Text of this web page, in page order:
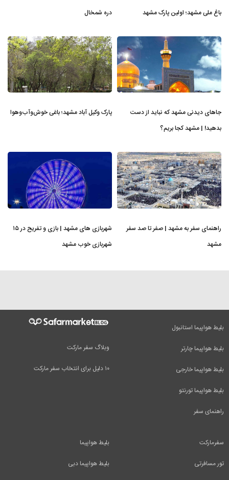
باغ ملی مشهد؛ اولین پارک مشهد دره شمخال
جاهای دیدنی مشهد که نباید از دست
بدهید! | مشهد کجا بریم؟
پارک وکیل آباد مشهد؛ باغی خوش‌وآب‌وهوا
راهنمای سفر به مشهد | صفر تا صد سفر
مشهد
شهربازی های مشهد | بازی و تفریح در ۱۵
شهربازی خوب مشهد
وبلاگ سفر مارکت
۱۰ دلیل برای انتخاب سفر مارکت
بلیط هواپیما استانبول
بلیط هواپیما چارتر
بلیط هواپیما خارجی
بلیط هواپیما تورنتو
راهنمای سفر
بلیط هواپیما
بلیط هواپیما دبی
سفرمارکت
تور مسافرتی